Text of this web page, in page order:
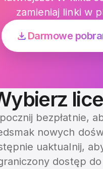
zamieniaj linki w
Darmowe
bezpłatnie,
nowych
uaktualnij,
dostęp